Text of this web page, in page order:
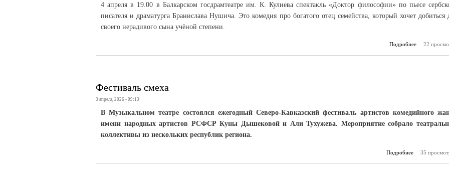
4 апреля в 19.00 в Балкарском госдрамтеатре им. К. Кулиева спектакль «Доктор философии» по пьесе
писателя и драматурга Бранислава Нушича. Это комедия про богатого отец семейства, который хочет добиться
своего нерадивого сына учёной степени.
Подробнее о Афиша
22
Фестиваль смеха
3 апреля, 2026 - 09:13
В Музыкальном театре состоялся ежегодный Северо-Кавказский фестиваль артистов комедийного
имени народных артистов РСФСР Куны Дышековой и Али Тухужева. Мероприятие собрало
коллективы из нескольких республик региона.
Подробнее о Фестиваль
35